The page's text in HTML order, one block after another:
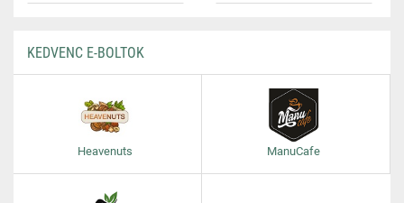
KEDVENC E-BOLTOK
Heavenuts ManuCafe